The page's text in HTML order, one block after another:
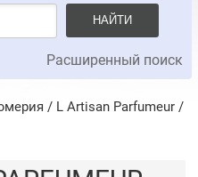
НАЙТИ
Расширенный поиск
/ L Artisan Parfumeur /